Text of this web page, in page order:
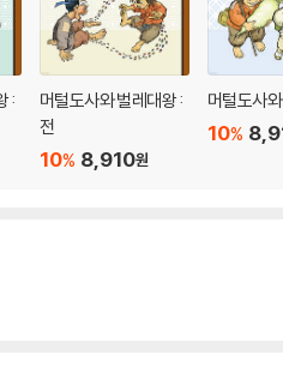
:
머털도사와 벌레대왕 :
전
8,910원
10%
머털도사
10%